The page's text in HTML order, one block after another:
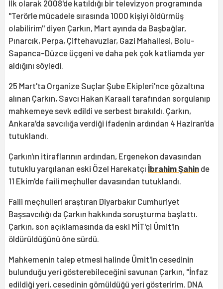
İlk olarak 2008'de katıldığı bir televizyon programında
''Terörle mücadele sırasında 1000 kişiyi öldürmüş
olabilirim'' diyen Çarkın, Mart ayında da Başbağlar,
Pınarcık, Perpa, Çiftehavuzlar, Gazi Mahallesi, Bolu-
Sapanca-Düzce üçgeni ve daha pek çok katliamda yer
aldığını söyledi.
25 Mart'ta Organize Suçlar Şube Ekipleri'nce gözaltına
alınan Çarkın, Savcı Hakan Karaali tarafından sorgulanıp
mahkemeye sevk edildi ve serbest bırakıldı. Çarkın,
Ankara'da savcılığa verdiği ifadenin ardından 4 Haziran'da
tutuklandı.
Çarkın'ın itiraflarının ardından, Ergenekon davasından
tutuklu yargılanan eski Özel Harekatçı İbrahim Şahin de
11 Ekim'de faili meçhuller davasından tutuklandı.
Faili meçhulleri araştıran Diyarbakır Cumhuriyet
Başsavcılığı da Çarkın hakkında soruşturma başlattı.
Çarkın, son açıklamasında da eski MİT'çi Ümit'in
öldürüldüğünü öne sürdü.
Mahkemenin talep etmesi halinde Ümit'in cesedinin
bulunduğu yeri gösterebileceğini savunan Çarkın, "İnfaz
edildiği yeri, cesedinin gömüldüğü yeri gösteririm. DNA